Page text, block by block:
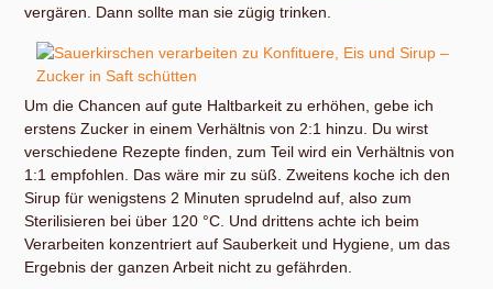
vergären. Dann sollte man sie zügig trinken.
Um die Chancen auf gute Haltbarkeit zu erhöhen, gebe ich
erstens Zucker in einem Verhältnis von 2:1 hinzu. Du wirst
verschiedene Rezepte finden, zum Teil wird ein Verhältnis von
1:1 empfohlen. Das wäre mir zu süß. Zweitens koche ich den
Sirup für wenigstens 2 Minuten sprudelnd auf, also zum
Sterilisieren bei über 120 °C. Und drittens achte ich beim
Verarbeiten konzentriert auf Sauberkeit und Hygiene, um das
Ergebnis der ganzen Arbeit nicht zu gefährden.